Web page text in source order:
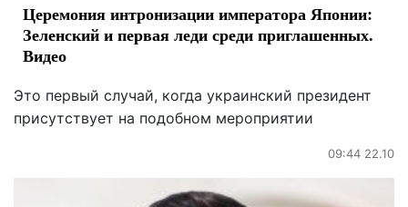
Церемония интронизации императора Японии:
Зеленский и первая леди среди приглашенных.
Видео
Это первый случай, когда украинский президент
присутствует на подобном мероприятии
09:44 22.10